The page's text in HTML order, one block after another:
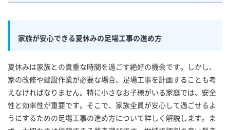
家族が安心できる夏休みの足場工事の進め方
夏休みは家族との貴重な時間を過ごす絶好の機会です。しかし、
家の改修や建設作業が必要な場合、足場工事を計画することも考
えなければなりません。特に小さなお子様がいる家庭では、安全
性と効率性が重要です。そこで、家族全員が安心して過ごせるよ
うにするための足場工事の進め方について詳しく解説します。ま